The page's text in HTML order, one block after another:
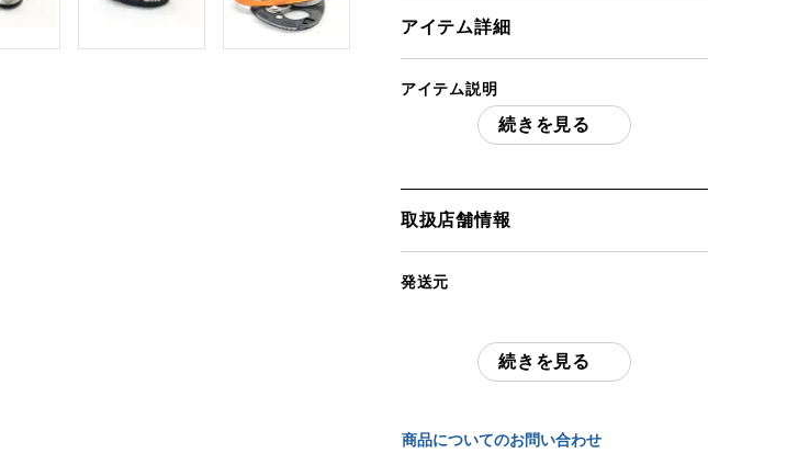
アイテム詳細
アイテム説明
PETZL ペツル マイクロトラクション プ
実際に体重をかけての確認等行っておりま
せんので、ご使用前に必ずご確認くださ
続きを見る
取扱店舗情報
発送元
続きを見る
商品についてのお問い合わせ